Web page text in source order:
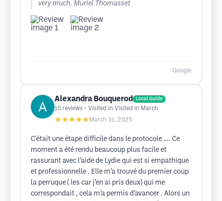
very much. Muriel Thomasset
Google
Alexandra Bouquerod Local Guide
15 reviews • Visited in Visited in March
★★★★★ March 31, 2025
C'était une étape difficile dans le protocole …. Ce
moment a été rendu beaucoup plus facile et
rassurant avec l’aide de Lydie qui est si empathique
et professionnelle . Elle m’a trouvé du premier coup
la perruque ( les car j’en ai pris deux) qui me
correspondait , cela m’a permis d’avancer . Alors un